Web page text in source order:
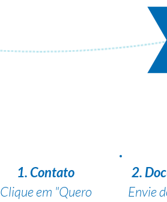
1. Contato
Clique em "Quero
2.
Envie